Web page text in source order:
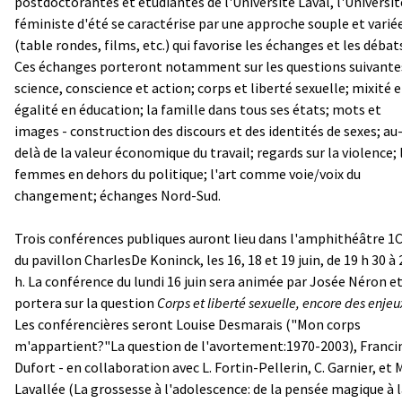
féministe d'été se caractérise par une approche souple et
(table rondes, films, etc.) qui favorise les échanges et les
Ces échanges porteront notamment sur les questions
science, conscience et action; corps et liberté sexuelle; mixité
égalité en éducation; la famille dans tous ses états; mots et
images - construction des discours et des identités de sexes; au-
delà de la valeur économique du travail; regards sur la violence;
femmes en dehors du politique; l'art comme voie/voix du
changement; échanges Nord-Sud.
Trois conférences publiques auront lieu dans l'amphithéâtre 1C
du pavillon Charles­De Koninck, les 16, 18 et 19 juin, de 19 h 30 à
h. La conférence du lundi 16 juin sera animée par Josée Néron et
portera sur la question Corps et liberté sexuelle, encore des
Les conférencières seront Louise Desmarais ("Mon corps
m'appartient?"La question de l'avortement:1970-2003),
Dufort - en collaboration avec L. Fortin-Pellerin, C. Garnier, et
Lavallée (La grossesse à l'adolescence: de la pensée magique à